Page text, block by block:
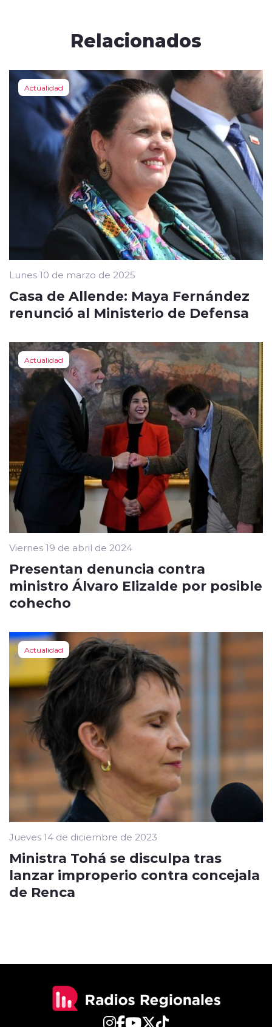
Relacionados
Actualidad
Lunes 10 de marzo de 2025
Casa de Allende: Maya Fernández
renunció al Ministerio de Defensa
Actualidad
Viernes 19 de abril de 2024
Presentan denuncia contra
ministro Álvaro Elizalde por posible
cohecho
Actualidad
Jueves 14 de diciembre de 2023
Ministra Tohá se disculpa tras
lanzar improperio contra concejala
de Renca